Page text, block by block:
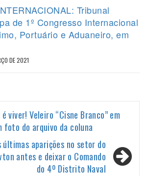
Tribunal
de 1º Congresso Internacional
Portuário e Aduaneiro, em
DE 2021
viver! Veleiro “Cisne Branco” em
foto do arquivo da coluna
últimas aparições no setor do
antes e deixar o Comando
do 4º Distrito Naval